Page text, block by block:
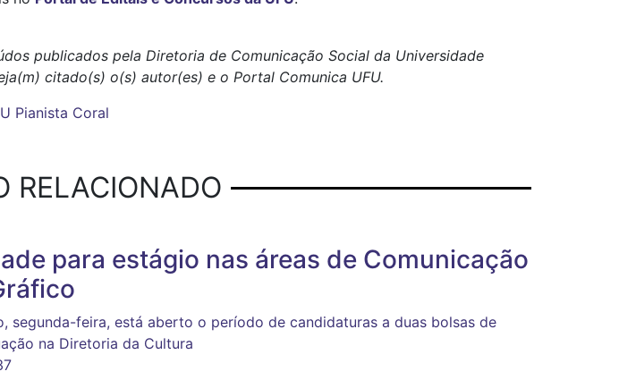
publicados pela Diretoria de Comunicação Social da Universidade
citado(s) o(s) autor(es) e o Portal Comunica UFU.
Pianista Coral
RELACIONADO
para estágio nas áreas de Comunicação
segunda-feira, está aberto o período de candidaturas a duas bolsas de
na Diretoria da Cultura